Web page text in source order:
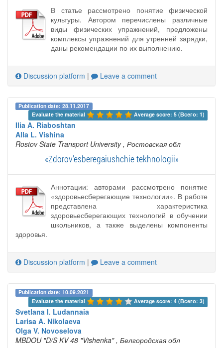
В статье рассмотрено понятие физической
культуры. Автором перечислены различные
виды физических упражнений, предложены
комплексы упражнений для утренней зарядки,
даны рекомендации по их выполнению.
Discussion platform | Leave a comment
Publication date: 28.11.2017
Evaluate the material
Average score: 5 (Всего: 1)
Ilia A. Riaboshtan
Alla L. Vishina
Rostov State Transport University , Ростовская обл
«Zdorov'esberegaiushchie tekhnologii»
Аннотации: авторами рассмотрено понятие
«здоровьесберегающие технологии». В работе
представлена характеристика
здоровьесберегающих технологий в обучении
школьников, а также выделены компоненты
здоровья.
Discussion platform | Leave a comment
Publication date: 10.09.2021
Evaluate the material
Average score: 4 (Всего: 3)
Svetlana I. Ludannaia
Larisa A. Nikolaeva
Olga V. Novoselova
MBDOU "D/S KV 48 "Vishenka" , Белгородская обл